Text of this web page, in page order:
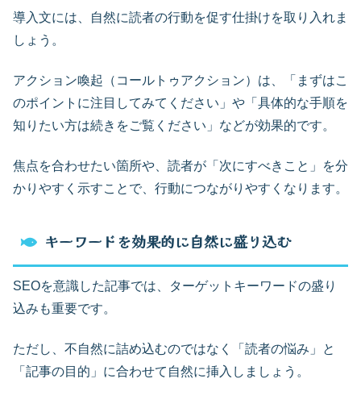
導入文には、自然に読者の行動を促す仕掛けを取り入れま
しょう。
アクション喚起（コールトゥアクション）は、「まずはこ
のポイントに注目してみてください」や「具体的な手順を
知りたい方は続きをご覧ください」などが効果的です。
焦点を合わせたい箇所や、読者が「次にすべきこと」を分
かりやすく示すことで、行動につながりやすくなります。
キーワードを効果的に自然に盛り込む
SEOを意識した記事では、ターゲットキーワードの盛り
込みも重要です。
ただし、不自然に詰め込むのではなく「読者の悩み」と
「記事の目的」に合わせて自然に挿入しましょう。